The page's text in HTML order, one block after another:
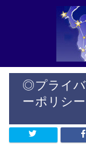
◎プライ
ーポリシー